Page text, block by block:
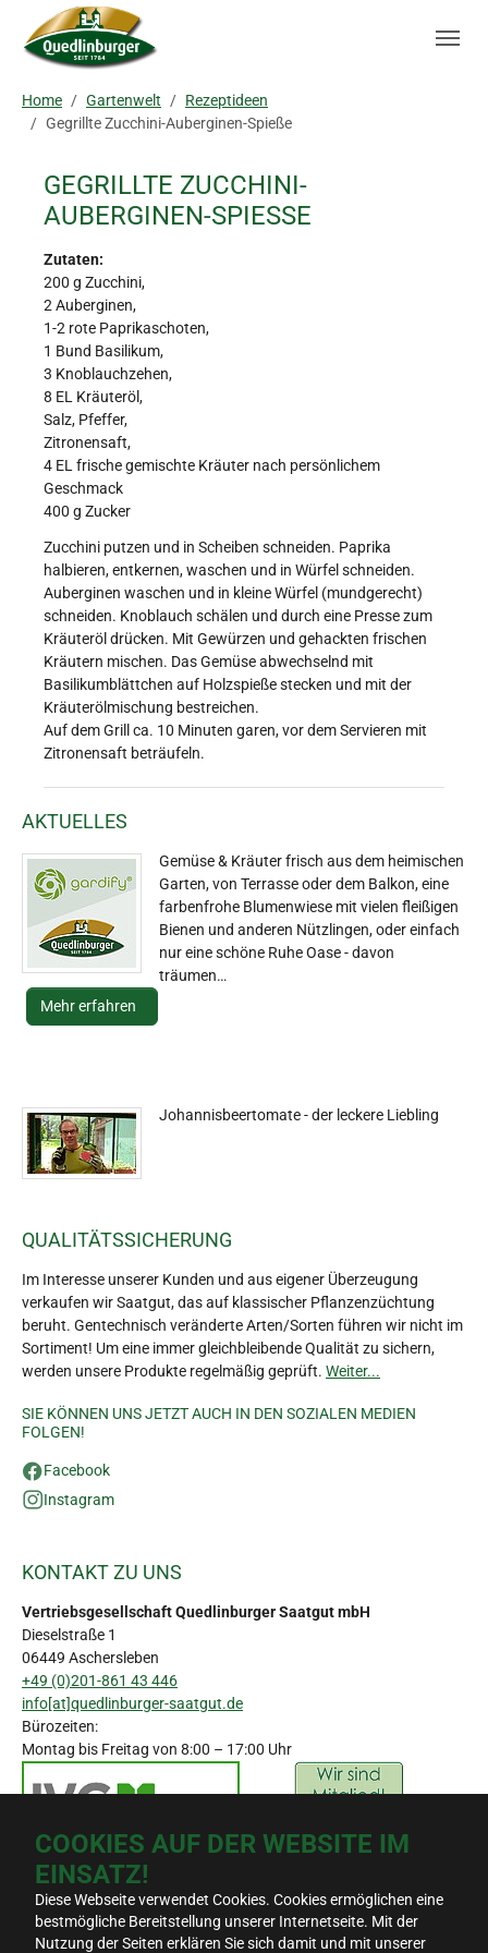
COOKIES AUF DER WEBSITE IM
EINSATZ!
Diese Webseite verwendet Cookies. Cookies ermöglichen eine
bestmögliche Bereitstellung unserer Internetseite. Mit der
Nutzung der Seiten erklären Sie sich damit und mit unserer
Skip to main navigation
Zum Hauptinhalt springen
Skip to page footer
Home Gartenwelt
Rezeptideen
Gegrillte Zucchini-Auberginen-Spieße
GEGRILLTE ZUCCHINI-
AUBERGINEN-SPIESSE
Zutaten:
200 g Zucchini,
2 Auberginen,
1-2 rote Paprikaschoten,
1 Bund Basilikum,
3 Knoblauchzehen,
8 EL Kräuteröl,
Salz, Pfeffer,
Zitronensaft,
4 EL frische gemischte Kräuter nach persönlichem
Geschmack
400 g Zucker
Zucchini putzen und in Scheiben schneiden. Paprika
halbieren, entkernen, waschen und in Würfel schneiden.
Auberginen waschen und in kleine Würfel (mundgerecht)
schneiden. Knoblauch schälen und durch eine Presse zum
Kräuteröl drücken. Mit Gewürzen und gehackten frischen
Kräutern mischen. Das Gemüse abwechselnd mit
Basilikumblättchen auf Holzspieße stecken und mit der
Kräuterölmischung bestreichen.
Auf dem Grill ca. 10 Minuten garen, vor dem Servieren mit
Zitronensaft beträufeln.
AKTUELLES
Gemüse & Kräuter frisch aus dem heimischen
Garten, von Terrasse oder dem Balkon, eine
farbenfrohe Blumenwiese mit vielen fleißigen
Bienen und anderen Nützlingen, oder einfach
nur eine schöne Ruhe Oase - davon
träumen…
Mehr erfahren
Johannisbeertomate - der leckere Liebling
QUALITÄTSSICHERUNG
Im Interesse unserer Kunden und aus eigener Überzeugung
verkaufen wir Saatgut, das auf klassischer Pflanzenzüchtung
beruht. Gentechnisch veränderte Arten/Sorten führen wir nicht im
Sortiment! Um eine immer gleichbleibende Qualität zu sichern,
werden unsere Produkte regelmäßig geprüft. Weiter...
SIE KÖNNEN UNS JETZT AUCH IN DEN SOZIALEN MEDIEN
FOLGEN!
Facebook
Instagram
KONTAKT ZU UNS
Vertriebsgesellschaft Quedlinburger Saatgut mbH
Dieselstraße 1
06449 Aschersleben
+49 (0)201-861 43 446
info[at]quedlinburger-saatgut.de
Bürozeiten:
Montag bis Freitag von 8:00 – 17:00 Uhr
© 2026 - Quedlinburger Saatgut GmbH
Suche
Kontakt